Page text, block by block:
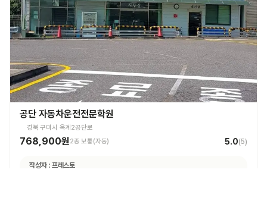
공단 자동차운전전문학원
경북 구미시 옥계2공단로
768,900원2종 보통(자동) 5.0(5)
작성자 : 프레스토